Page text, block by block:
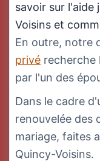
savoir sur l'aide
Voisins et
En outre, notre
privé recherche
par l'un des
Dans le cadre
renouvelée des
mariage, faites
Quincy-Voisins.